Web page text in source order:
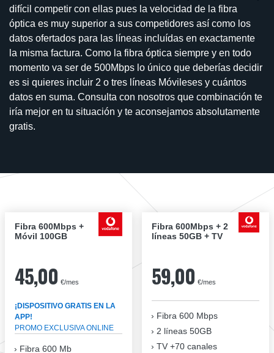
difícil competir con ellas pues la velocidad de la fibra
óptica es muy superior a sus competidores así como los
datos ofertados para las líneas incluídas en exactamente
la misma factura. Como la fibra óptica siempre y en todo
momento va ser de 500Mbps lo único que deberías decidir
es si quieres incluir 2 o tres líneas Móvileses y cuántos
datos en suma. Consulta con nosotros que combinación te
iría mejor en tu situación y te aconsejamos absolutamente
gratis.
Fibra 600Mbps +
Móvil 100GB
45,00 €/mes
¡DISPOSITIVO GRATIS EN LA
APP!
PROMO EXCLUSIVA ONLINE
Fibra 600 Mb
Fibra 600Mbps + 2
líneas 50GB + TV
59,00 €/mes
Fibra 600 Mbps
2 líneas 50GB
TV +70 canales